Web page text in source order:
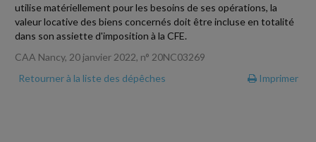
utilise matériellement pour les besoins de ses opérations, la
valeur locative des biens concernés doit être incluse en totalité
dans son assiette d'imposition à la CFE.
CAA Nancy, 20 janvier 2022, n° 20NC03269
Retourner à la liste des dépêches
Imprimer